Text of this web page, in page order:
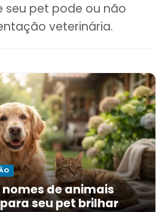
seu pet pode ou não
veterinária.
nomes de animais
seu pet brilhar